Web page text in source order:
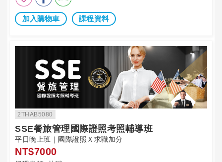
加入購物車 課程資料
2THAB5080
SSE餐旅管理國際證照考照輔導班
平日晚上班｜國際證照Ｘ求職加分
NT$7000